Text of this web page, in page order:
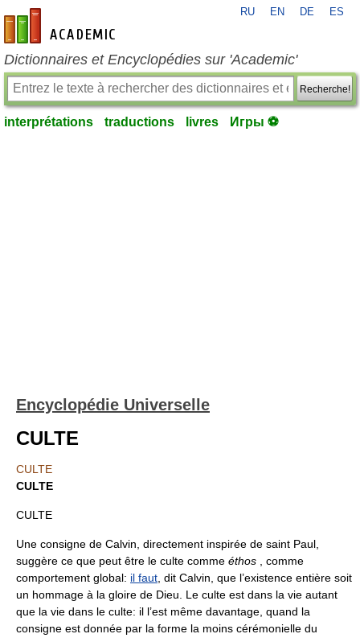
fr-academic.com
RU EN DE ES
Dictionnaires et Encyclopédies sur 'Academic'
Recherche!
interprétations traductions livres Игры ⚽
Encyclopédie Universelle
CULTE
CULTE
CULTE
CULTE
Une consigne de Calvin, directement inspirée de saint Paul,
suggère ce que peut être le culte comme éthos , comme
comportement global: il faut , dit Calvin, que l’existence entière soit
un hommage à la gloire de Dieu. Le culte est dans la vie autant
que la vie dans le culte: il l’est même davantage, quand la
consigne est donnée par la forme la moins cérémonielle du